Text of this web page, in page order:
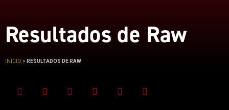
Resultados de Raw
INICIO > RESULTADOS DE RAW